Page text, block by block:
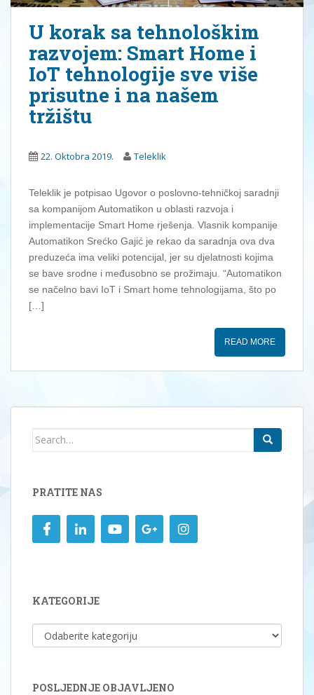
U korak sa tehnološkim
razvojem: Smart Home i
IoT tehnologije sve više
prisutne i na našem
tržištu
22. Oktobra 2019. Teleklik
Teleklik je potpisao Ugovor o poslovno-tehničkoj saradnji
sa kompanijom Automatikon u oblasti razvoja i
implementacije Smart Home rješenja. Vlasnik kompanije
Automatikon Srećko Gajić je rekao da saradnja ova dva
preduzeća ima veliki potencijal, jer su djelatnosti kojima
se bave srodne i međusobno se prožimaju. “Automatikon
se načelno bavi IoT i Smart home tehnologijama, što po
[…]
READ MORE
Search
PRATITE NAS
KATEGORIJE
KATEGORIJE
POSLJEDNJE OBJAVLJENO